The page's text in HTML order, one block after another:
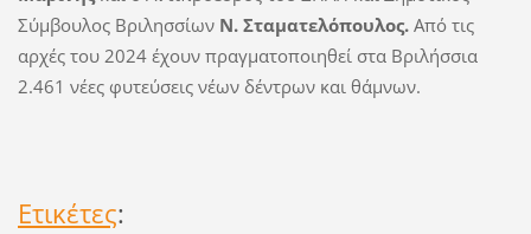
Σύμβουλος ΒριλησσίωνΝ. Σταματελόπουλος. Από τις
αρχές του 2024 έχουν πραγματοποιηθεί στα Βριλήσσια
2.461 νέες φυτεύσεις νέων δέντρων και θάμνων.
Ετικέτες: